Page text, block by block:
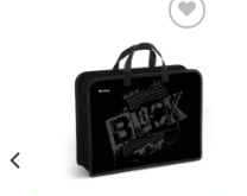
Добавить
в список
желаний